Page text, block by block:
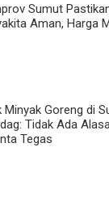
Sumut
Aman, Harga
Minyak Goreng di
Tidak Ada
Tegas